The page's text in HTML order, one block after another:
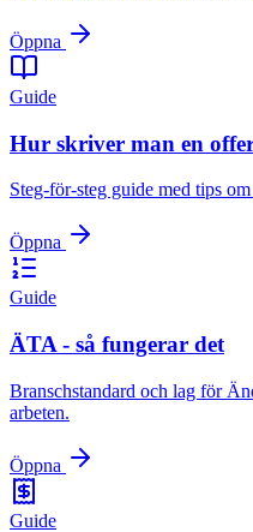
Öppna
Guide
Hur skriver man en
Steg-för-steg guide med tips
Öppna
Guide
ÄTA - så fungerar det
Branschstandard och lag för
arbeten.
Öppna
Guide